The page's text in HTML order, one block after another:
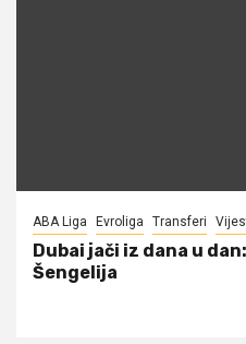
ABA Liga Evroliga Transferi
Dubai jači iz dana u
Šengelija